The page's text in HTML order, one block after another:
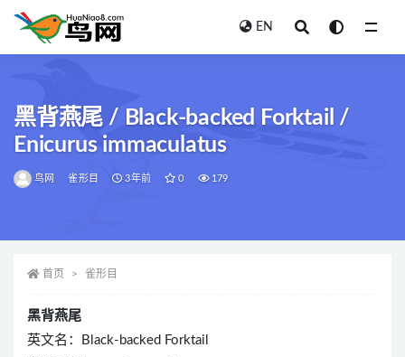
EN
黑背燕尾 / Black-backed Forktail /
Enicurus immaculatus
鸟网 雀形目 3年前 0 179
首页 雀形目
黑背燕尾
英文名：Black-backed Forktail